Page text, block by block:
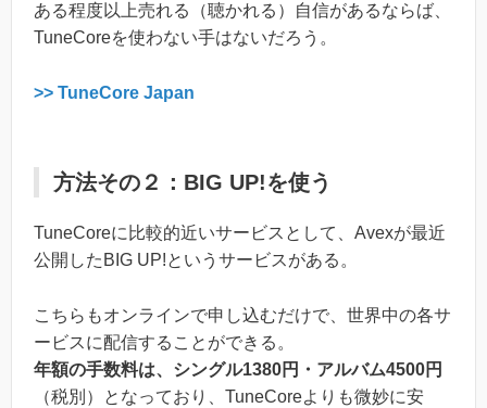
ある程度以上売れる（聴かれる）自信があるならば、
TuneCoreを使わない手はないだろう。
>> TuneCore Japan
方法その２：BIG UP!を使う
TuneCoreに比較的近いサービスとして、Avexが最近
公開したBIG UP!というサービスがある。
こちらもオンラインで申し込むだけで、世界中の各サ
ービスに配信することができる。
年額の手数料は、シングル1380円・アルバム4500円
（税別）となっており、TuneCoreよりも微妙に安